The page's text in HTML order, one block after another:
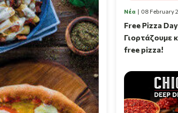
Νέα 08 February
Free Pizza
Γιορτάζουμε
free pizza!